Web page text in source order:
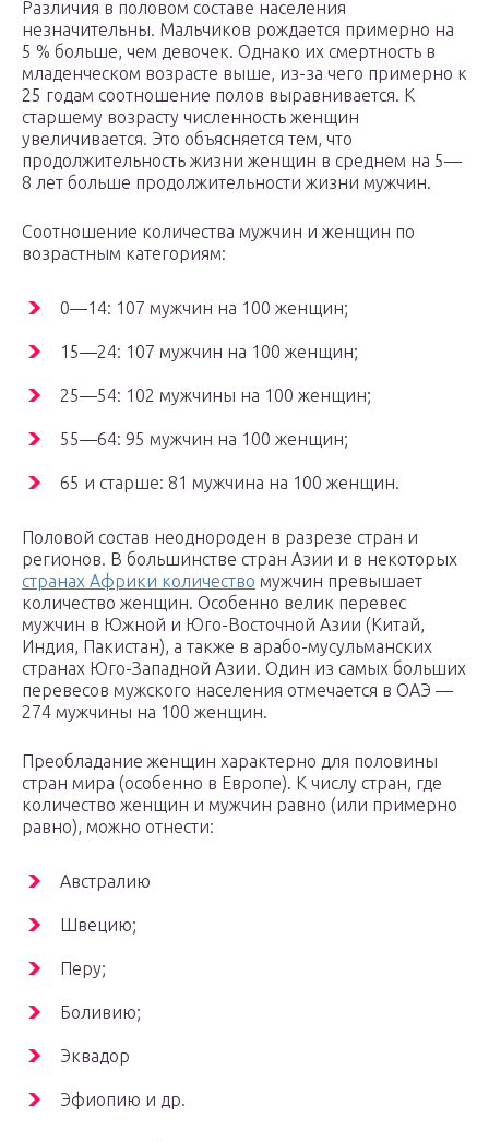
Различия в половом составе населения
незначительны. Мальчиков рождается примерно на
5 % больше, чем девочек. Однако их смертность в
младенческом возрасте выше, из-за чего примерно к
25 годам соотношение полов выравнивается. К
старшему возрасту численность женщин
увеличивается. Это объясняется тем, что
продолжительность жизни женщин в среднем на 5—
8 лет больше продолжительности жизни мужчин.
Соотношение количества мужчин и женщин по
возрастным категориям:
0—14: 107 мужчин на 100 женщин;
15—24: 107 мужчин на 100 женщин;
25—54: 102 мужчины на 100 женщин;
55—64: 95 мужчин на 100 женщин;
65 и старше: 81 мужчина на 100 женщин.
Половой состав неоднороден в разрезе стран и
регионов. В большинстве стран Азии и в некоторых
странах Африки количество мужчин превышает
количество женщин. Особенно велик перевес
мужчин в Южной и Юго-Восточной Азии (Китай,
Индия, Пакистан), а также в арабо-мусульманских
странах Юго-Западной Азии. Один из самых больших
перевесов мужского населения отмечается в ОАЭ —
274 мужчины на 100 женщин.
Преобладание женщин характерно для половины
стран мира (особенно в Европе). К числу стран, где
количество женщин и мужчин равно (или примерно
равно), можно отнести:
Австралию
Швецию;
Перу;
Боливию;
Эквадор
Эфиопию и др.